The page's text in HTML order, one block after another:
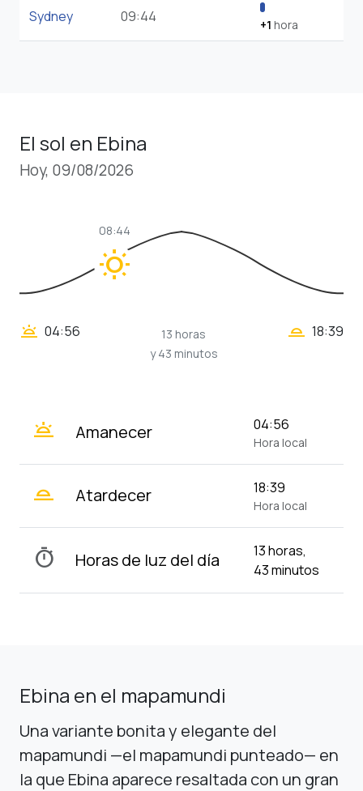
Sydney 09:44 +1 hora
El sol en Ebina
Hoy, 09/08/2026
wb_sunny
08:44
wb_twilight 04:56
13 horas
y 43 minutos
wb_twilight_2 18:39
wb_twilight Amanecer 04:56
Hora local
wb_twilight_2 Atardecer 18:39
Hora local
timer Horas de luz del día
13 horas,
43 minutos
Ebina en el mapamundi
Una variante bonita y elegante del
mapamundi —el mapamundi punteado— en
la que Ebina aparece resaltada con un gran